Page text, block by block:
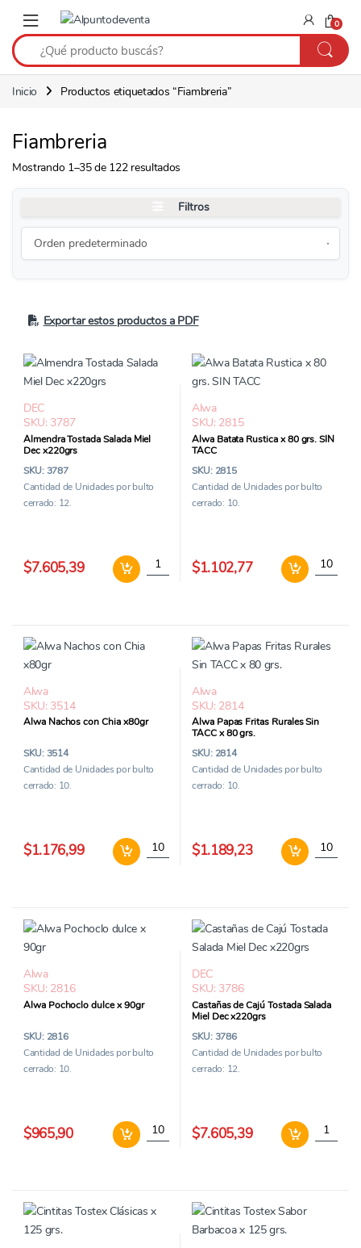
Saltar a navegación
0
Inicio Productos etiquetados “Fiambreria”
Fiambreria
Mostrando 1–35 de 122 resultados
Filtros
Exportar estos productos a PDF
DEC
SKU: 3787
Almendra Tostada Salada Miel
Dec x220grs
SKU: 3787
Cantidad de Unidades por bulto
cerrado: 12.
$7.605,39 Almendra Tostada Salada Miel Dec x220grs
Alwa
SKU: 2815
Alwa Batata Rustica x 80 grs. SIN
TACC
SKU: 2815
Cantidad de Unidades por bulto
cerrado: 10.
$1.102,77 Alwa
Alwa
SKU: 3514
Alwa Nachos con Chia x80gr
SKU: 3514
Cantidad de Unidades por bulto
cerrado: 10.
$1.176,99 Alwa Nachos con Chia x80gr cantidad
Alwa
SKU: 2814
Alwa Papas Fritas Rurales Sin
TACC x 80 grs.
SKU: 2814
Cantidad de Unidades por bulto
cerrado: 10.
$1.189,23 Alwa
Alwa
SKU: 2816
Alwa Pochoclo dulce x 90gr
SKU: 2816
Cantidad de Unidades por bulto
cerrado: 10.
$965,90 Alwa Pochoclo dulce x 90gr cantidad
DEC
SKU: 3786
Castañas de Cajú Tostada Salada
Miel Dec x220grs
SKU: 3786
Cantidad de Unidades por bulto
cerrado: 12.
$7.605,39